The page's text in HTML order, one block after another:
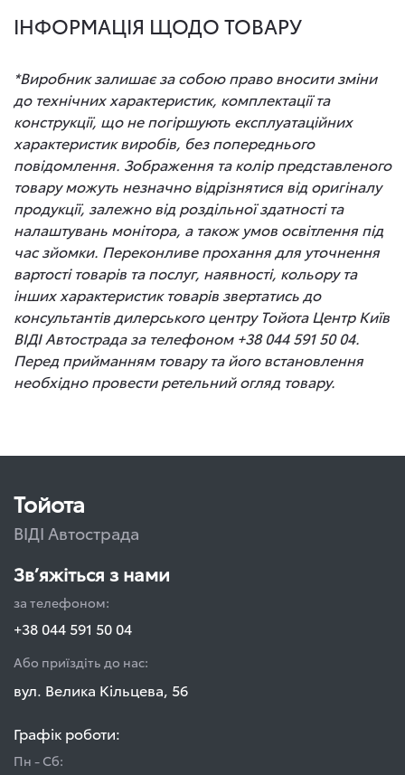
ІНФОРМАЦІЯ ЩОДО ТОВАРУ
*Виробник залишає за собою право вносити зміни
до технічних характеристик, комплектації та
конструкції, що не погіршують експлуатаційних
характеристик виробів, без попереднього
повідомлення. Зображення та колір представленого
товару можуть незначно відрізнятися від оригіналу
продукції, залежно від роздільної здатності та
налаштувань монітора, а також умов освітлення під
час зйомки. Переконливе прохання для уточнення
вартості товарів та послуг, наявності, кольору та
інших характеристик товарів звертатись до
консультантів дилерського центру Тойота Центр Київ
ВІДІ Автострада за телефоном +38 044 591 50 04.
Перед прийманням товару та його встановлення
необхідно провести ретельний огляд товару.
Тойота
ВІДІ Автострада
Зв’яжіться з нами
за телефоном:
+38 044 591 50 04
Або приїздіть до нас:
вул. Велика Кільцева, 56
Графік роботи:
Пн - Сб: